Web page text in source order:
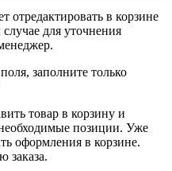
отредактировать в корзине
для уточнения
заполните только
товар в корзину и
позиции. Уже
оформления в корзине.
заказа.